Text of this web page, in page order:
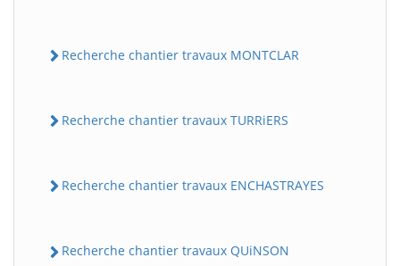
Recherche chantier travaux MONTCLAR
Recherche chantier travaux TURRiERS
Recherche chantier travaux ENCHASTRAYES
Recherche chantier travaux QUiNSON